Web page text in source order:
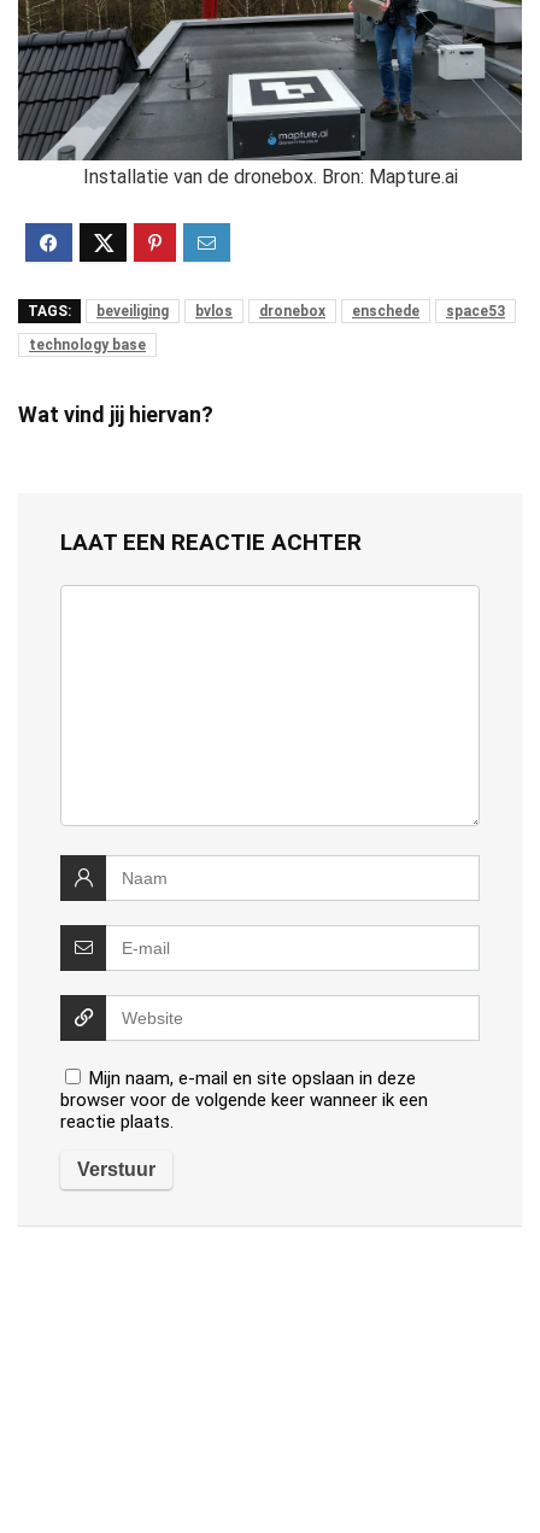
Installatie van de dronebox. Bron: Mapture.ai
TAGS: beveiliging bvlos dronebox enschede
space53
technology base
Wat vind jij hiervan?
LAAT EEN REACTIE ACHTER
Mijn naam, e-mail en site opslaan in deze
browser voor de volgende keer wanneer ik een
reactie plaats.